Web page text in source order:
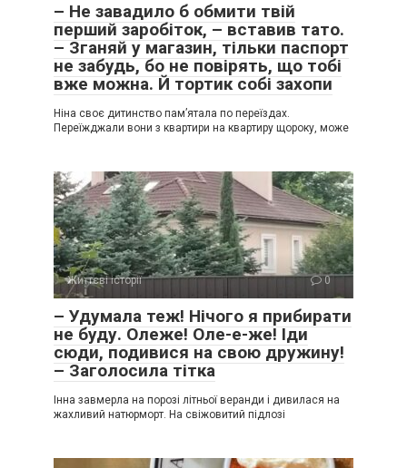
– Не завадило б обмити твій
перший заробіток, – вставив тато.
– Зганяй у магазин, тільки паспорт
не забудь, бо не повірять, що тобі
вже можна. Й тортик собі захопи
Ніна своє дитинство пам’ятала по переїздах.
Переїжджали вони з квартири на квартиру щороку, може
Життєві історії 0
– Удумала теж! Нічого я прибирати
не буду. Олеже! Оле-е-же! Іди
сюди, подивися на свою дружину!
– Заголосила тітка
Інна завмерла на порозі літньої веранди і дивилася на
жахливий натюрморт. На свіжовитий підлозі